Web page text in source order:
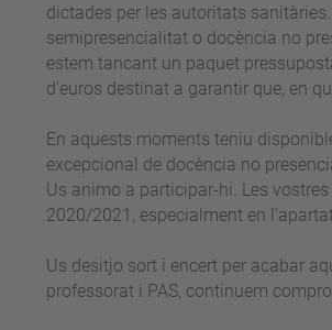
dictades per les autoritats
semipresencialitat o docència no
estem tancant un paquet
d'euros destinat a garantir que, en
En aquests moments teniu
excepcional de docència no
Us animo a participar-hi. Les
2020/2021, especialment en
Us desitjo sort i encert per acabar
professorat i PAS, continuem